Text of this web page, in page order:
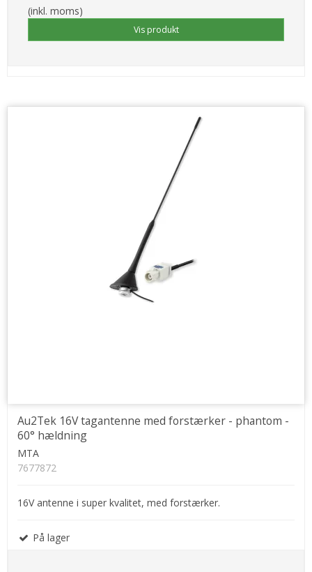
(inkl. moms)
Vis produkt
Au2Tek 16V tagantenne med forstærker - phantom -
60° hældning
MTA
7677872
16V antenne i super kvalitet, med forstærker.
På lager